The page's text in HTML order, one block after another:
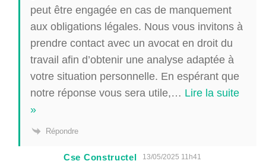
peut être engagée en cas de manquement
aux obligations légales. Nous vous invitons à
prendre contact avec un avocat en droit du
travail afin d’obtenir une analyse adaptée à
votre situation personnelle. En espérant que
notre réponse vous sera utile,… Lire la suite
»
Répondre
Cse Constructel 13/05/2025 11h41